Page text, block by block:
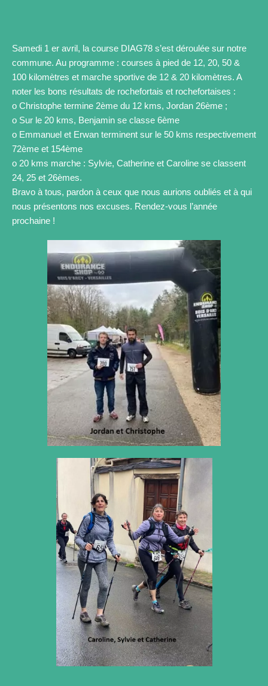
Samedi 1 er avril, la course DIAG78 s’est déroulée sur notre
commune. Au programme : courses à pied de 12, 20, 50 &
100 kilomètres et marche sportive de 12 & 20 kilomètres. A
noter les bons résultats de rochefortais et rochefortaises :
o Christophe termine 2ème du 12 kms, Jordan 26ème ;
o Sur le 20 kms, Benjamin se classe 6ème
o Emmanuel et Erwan terminent sur le 50 kms respectivement
72ème et 154ème
o 20 kms marche : Sylvie, Catherine et Caroline se classent
24, 25 et 26èmes.
Bravo à tous, pardon à ceux que nous aurions oubliés et à qui
nous présentons nos excuses. Rendez-vous l’année
prochaine !